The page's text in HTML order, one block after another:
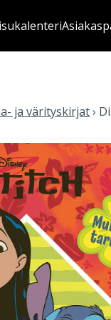
ja värityskirjat›